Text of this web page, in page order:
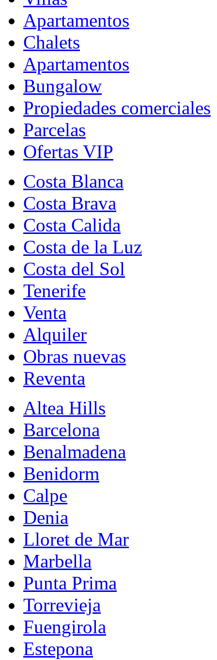
Apartamentos
Chalets
Apartamentos
Bungalow
Propiedades comerciales
Parcelas
Ofertas VIP
Costa Blanca
Costa Brava
Costa Calida
Costa de la Luz
Costa del Sol
Tenerife
Venta
Alquiler
Obras nuevas
Reventa
Altea Hills
Barcelona
Benalmadena
Benidorm
Calpe
Denia
Lloret de Mar
Marbella
Punta Prima
Torrevieja
Fuengirola
Estepona